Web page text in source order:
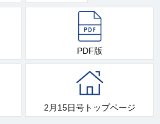
PDF版
2月15日号トップページ